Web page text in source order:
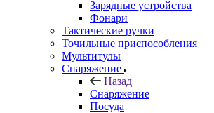
Зарядные устройства
Фонари
Тактические ручки
Точильные приспособления
Мультитулы
Снаряжение
Назад
Снаряжение
Посуда